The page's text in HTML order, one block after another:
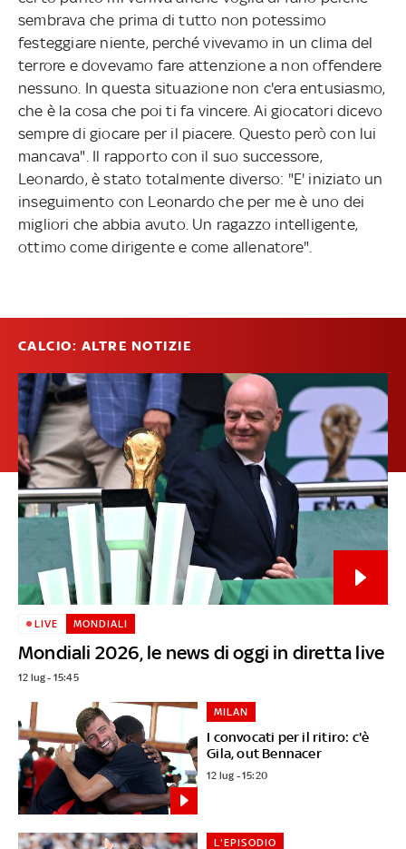
sembrava che prima di tutto non potessimo
festeggiare niente, perché vivevamo in un clima del
terrore e dovevamo fare attenzione a non offendere
nessuno. In questa situazione non c'era entusiasmo,
che è la cosa che poi ti fa vincere. Ai giocatori dicevo
sempre di giocare per il piacere. Questo però con lui
mancava". Il rapporto con il suo successore,
Leonardo, è stato totalmente diverso: "E' iniziato un
inseguimento con Leonardo che per me è uno dei
migliori che abbia avuto. Un ragazzo intelligente,
ottimo come dirigente e come allenatore".
CALCIO: ALTRE NOTIZIE
Mondiali 2026, le news di oggi in diretta live
LIVE MONDIALI
12 lug - 15:45
I convocati per il ritiro: c'è
Gila, out Bennacer
MILAN
12 lug - 15:20
L'EPISODIO